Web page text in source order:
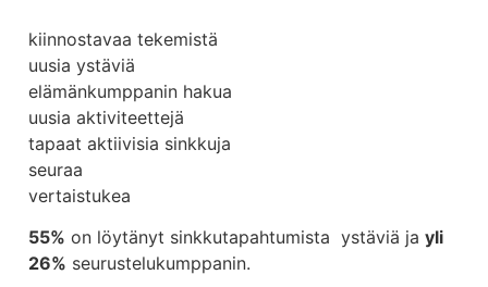
kiinnostavaa tekemistä
uusia ystäviä
elämänkumppanin hakua
uusia aktiviteettejä
tapaat aktiivisia sinkkuja
seuraa
vertaistukea
55% on löytänyt sinkkutapahtumista ystäviä ja yli
26% seurustelukumppanin.